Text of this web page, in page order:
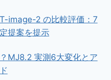
image-2 の比較評価：7
提案を提示
MJ8.2 実測6大変化とア